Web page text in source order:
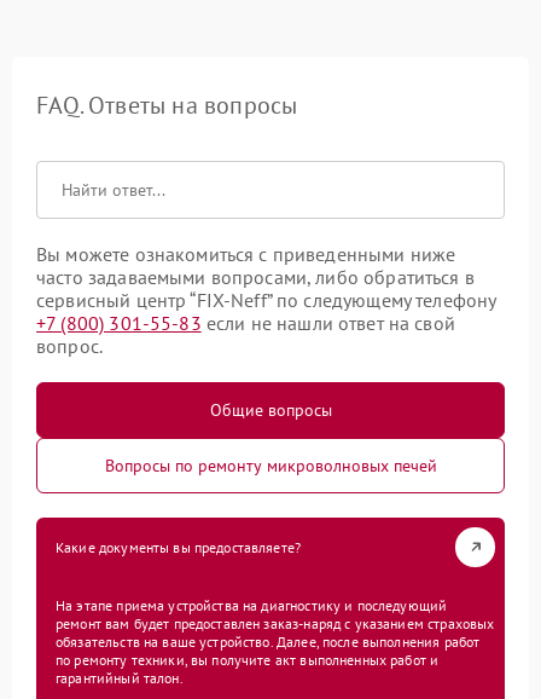
FAQ. Ответы на вопросы
Вы можете ознакомиться с приведенными ниже
часто задаваемыми вопросами, либо обратиться в
сервисный центр “FIX-Neff” по следующему телефону
+7 (800) 301-55-83 если не нашли ответ на свой
вопрос.
Общие вопросы
Вопросы по ремонту микроволновых печей
Какие документы вы предоставляете?
На этапе приема устройства на диагностику и последующий
ремонт вам будет предоставлен заказ-наряд с указанием страховых
обязательств на ваше устройство. Далее, после выполнения работ
по ремонту техники, вы получите акт выполненных работ и
гарантийный талон.